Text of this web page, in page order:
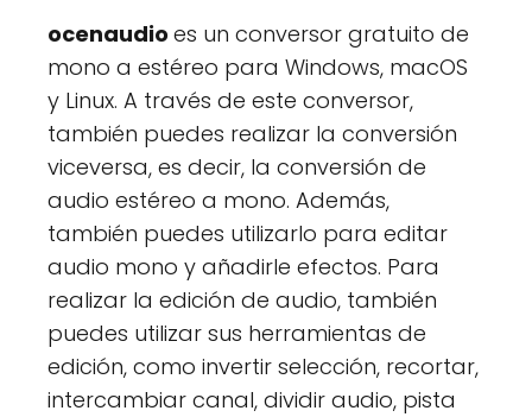
ocenaudio es un conversor gratuito de
mono a estéreo para Windows, macOS
y Linux. A través de este conversor,
también puedes realizar la conversión
viceversa, es decir, la conversión de
audio estéreo a mono. Además,
también puedes utilizarlo para editar
audio mono y añadirle efectos. Para
realizar la edición de audio, también
puedes utilizar sus herramientas de
edición, como invertir selección, recortar,
intercambiar canal, dividir audio, pista